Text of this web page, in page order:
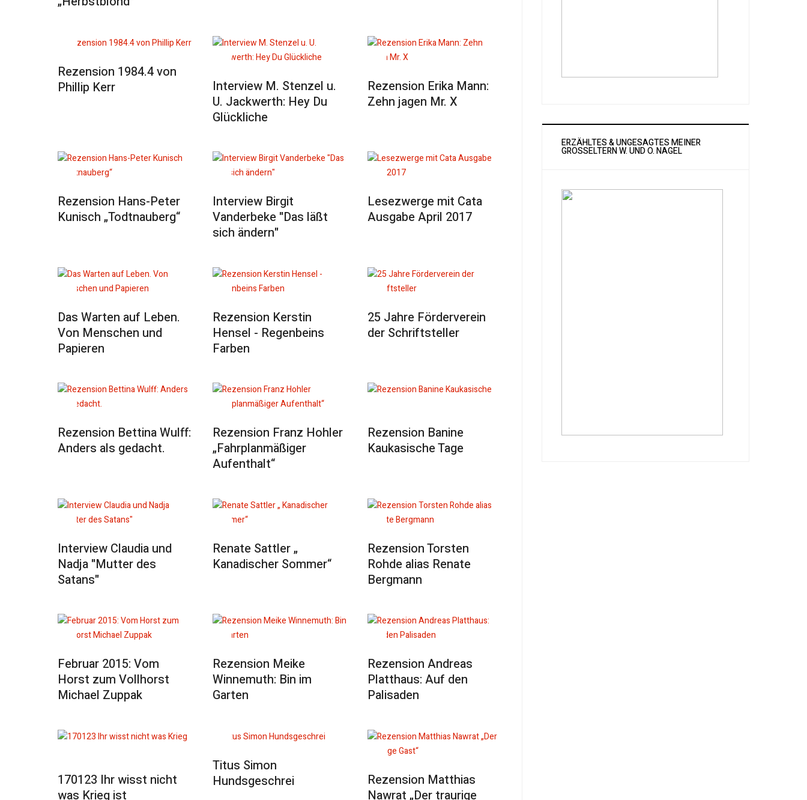
Rezension 1984.4 von
Phillip Kerr
Interview M. Stenzel u.
U. Jackwerth: Hey Du
Glückliche
Rezension Erika Mann:
Zehn jagen Mr. X
Rezension Hans-Peter
Kunisch „Todtnauberg“
Interview Birgit
Vanderbeke "Das läßt
sich ändern"
Lesezwerge mit Cata
Ausgabe April 2017
Das Warten auf Leben.
Von Menschen und
Papieren
Rezension Kerstin
Hensel - Regenbeins
Farben
25 Jahre Förderverein
der Schriftsteller
Rezension Bettina Wulff:
Anders als gedacht.
Rezension Franz Hohler
„Fahrplanmäßiger
Aufenthalt“
Rezension Banine
Kaukasische Tage
Interview Claudia und
Nadja "Mutter des
Satans"
Renate Sattler „
Kanadischer Sommer“
Rezension Torsten
Rohde alias Renate
Bergmann
Februar 2015: Vom
Horst zum Vollhorst
Michael Zuppak
Rezension Meike
Winnemuth: Bin im
Garten
Rezension Andreas
Platthaus: Auf den
Palisaden
170123 Ihr wisst nicht
was Krieg ist
Titus Simon
Hundsgeschrei
Rezension Matthias
Nawrat „Der traurige
ERZÄHLTES & UNGESAGTES MEINER
GROSSELTERN W. UND O. NAGEL